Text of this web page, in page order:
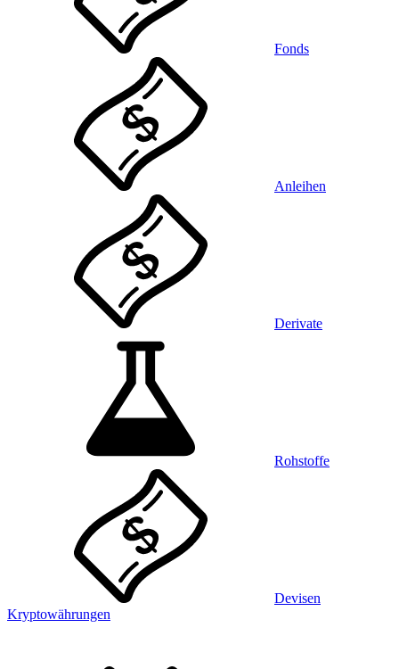
Fonds
Anleihen
Derivate
Rohstoffe
Devisen
Kryptowährungen